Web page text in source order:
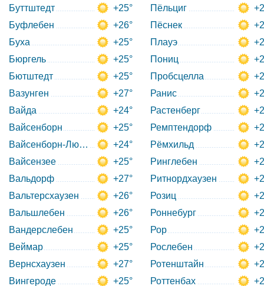
Буттштедт
+25°
Буфлебен
+26°
Буха
+25°
Бюргель
+25°
Бютштедт
+25°
Вазунген
+27°
Вайда
+24°
Вайсенборн
+25°
Вайсенборн-Людероде +24°
Вайсензее
+25°
Вальдорф
+27°
Вальтерсхаузен
+26°
Вальшлебен
+26°
Вандерслебен
+25°
Веймар
+25°
Вернсхаузен
+27°
Вингероде
+25°
Пёльциг
Пёснек
Плауэ
Пониц
Пробсцелла
Ранис
Растенберг
Ремптендорф
Рёмхильд
Ринглебен
Ритнордхаузен
Розиц
Роннебург
Рор
Рослебен
Ротенштайн
Роттенбах